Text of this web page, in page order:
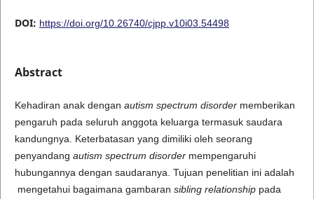
DOI: https://doi.org/10.26740/cjpp.v10i03.54498
Abstract
Kehadiran anak dengan autism spectrum disordermemberikan
pengaruh pada seluruh anggota keluarga termasuk saudara
kandungnya. Keterbatasan yang dimiliki oleh seorang
penyandang autism spectrum disordermempengaruhi
hubungannya dengan saudaranya. Tujuan penelitian ini adalah
mengetahui bagaimana gambaran sibling relationshippada